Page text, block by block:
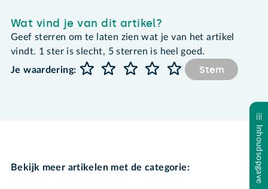
Inhoudsopgave
Wat vind je van dit artikel?
Geef sterren om te laten zien wat je van het artikel
vindt. 1 ster is slecht, 5 sterren is heel goed.
Je waardering:
Stem
Bekijk meer artikelen met de categorie: